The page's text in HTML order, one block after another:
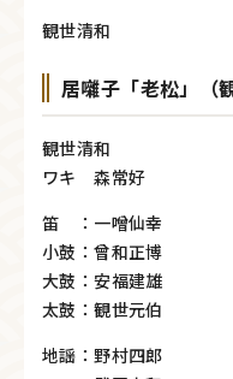
観世清和
居囃子「老松」（
観世清和
ワキ 森常好
笛 ：一噌仙幸
小鼓：曾和正博
大鼓：安福建雄
太鼓：観世元伯
地謡：野村四郎